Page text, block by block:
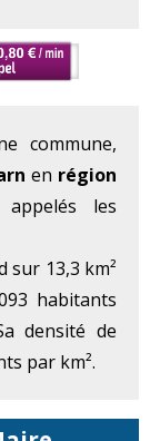
commune,
en région
les
sur 13,3 km²
habitants
densité de
par km².